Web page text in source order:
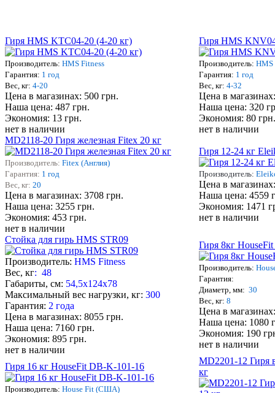
Гиря HMS KTC04-20 (4-20 кг)
Производитель: HMS Fitness
Гарантия: 1 год
Вес, кг: 4-20
Цена в магазинах: 500 грн.
Наша цена: 487 грн.
Экономия: 13 грн.
нет в наличии
Гиря HMS
Производитель: HMS
Гарантия: 1 год
Вес, кг: 4-32
Цена в
Наша цена: 320
Экономия: 80 грн.
нет в наличии
MD2118-20 Гиря железная Fitex 20 кг
Производитель: Fitex (Англия)
Гарантия: 1 год
Вес, кг: 20
Цена в магазинах: 3708 грн.
Наша цена: 3255 грн.
Экономия: 453 грн.
нет в наличии
Гиря 12-24 кг
Производитель:
Цена в
Наша цена: 4559
Экономия: 1471
нет в наличии
Стойка для гирь HMS STR09
Производитель: HMS Fitness
Вес, кг: 48
Габариты, см: 54,5х124х78
Максимальный вес нагрузки, кг: 300
Гарантия: 2 года
Цена в магазинах: 8055 грн.
Наша цена: 7160 грн.
Экономия: 895 грн.
нет в наличии
Гиря 8кг
Производитель:
Гарантия:
Диаметр, мм: 30
Вес, кг: 8
Цена в
Наша цена: 1080
Экономия: 190
нет в наличии
Гиря 16 кг HouseFit DB-K-101-16
Производитель: House Fit (США)
MD2201-12 Гиря
кг